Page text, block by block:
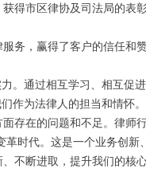
得市区律协及司法局的表
务，赢得了客户的信任和
。通过相互学习、相互促
作为法律人的担当和情怀。
存在的问题和不足。律师行
时代。这是一个业务创新
不断进取，提升我们的核